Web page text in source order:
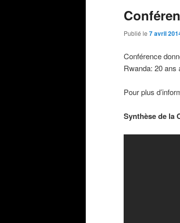
Publié le 7 avril
Conférence
Rwanda: 20 ans
Pour plus
Synthèse de la